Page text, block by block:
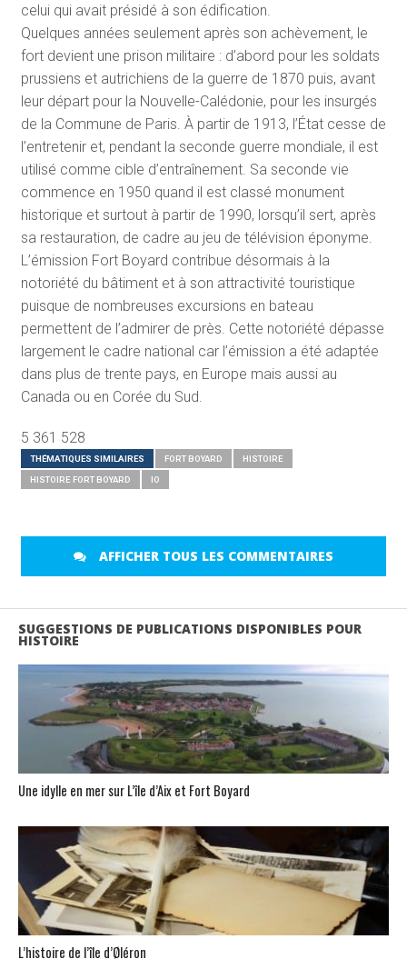
celui qui avait présidé à son édification.
Quelques années seulement après son achèvement, le
fort devient une prison militaire : d’abord pour les soldats
prussiens et autrichiens de la guerre de 1870 puis, avant
leur départ pour la Nouvelle-Calédonie, pour les insurgés
de la Commune de Paris. À partir de 1913, l’État cesse de
l’entretenir et, pendant la seconde guerre mondiale, il est
utilisé comme cible d’entraînement. Sa seconde vie
commence en 1950 quand il est classé monument
historique et surtout à partir de 1990, lorsqu’il sert, après
sa restauration, de cadre au jeu de télévision éponyme.
L’émission Fort Boyard contribue désormais à la
notoriété du bâtiment et à son attractivité touristique
puisque de nombreuses excursions en bateau
permettent de l’admirer de près. Cette notoriété dépasse
largement le cadre national car l’émission a été adaptée
dans plus de trente pays, en Europe mais aussi au
Canada ou en Corée du Sud.
5 361 528
THÉMATIQUES SIMILAIRES FORT BOYARD HISTOIRE
HISTOIRE FORT BOYARD IO
AFFICHER TOUS LES COMMENTAIRES
SUGGESTIONS DE PUBLICATIONS DISPONIBLES POUR
HISTOIRE
Une idylle en mer sur L’île d’Aix et Fort Boyard
L’histoire de l’île d’Øléron